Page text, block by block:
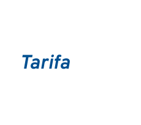
Tarifa